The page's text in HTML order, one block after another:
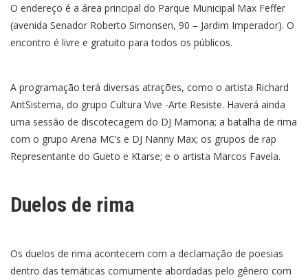
O endereço é a área principal do Parque Municipal Max Feffer
(avenida Senador Roberto Simonsen, 90 – Jardim Imperador). O
encontro é livre e gratuito para todos os públicos.
A programação terá diversas atrações, como o artista Richard
AntSistema, do grupo Cultura Vive -Arte Resiste. Haverá ainda
uma sessão de discotecagem do DJ Mamona; a batalha de rima
com o grupo Arena MC’s e DJ Nanny Max; os grupos de rap
Representante do Gueto e Ktarse; e o artista Marcos Favela.
Duelos de rima
Os duelos de rima acontecem com a declamação de poesias
dentro das temáticas comumente abordadas pelo gênero com